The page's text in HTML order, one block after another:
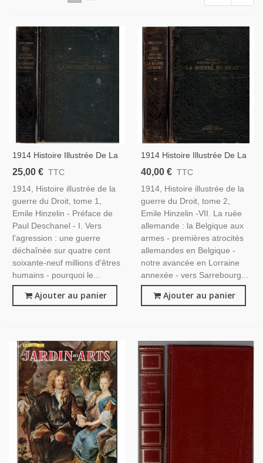
1914 Histoire Illustrée De La
Guerre Du Droit T1, Emile
1914-1918, Relations
Internationales XXe
25,00 € TTC
1914, Histoire illustrée de la
guerre du Droit, tome 1,
Emile Hinzelin - Préface de
Paul Deschanel - I. Vers
l'agression : une guerre
déchaînée sur quatre cent
soixante-neuf millions d'êtres
humains - pourquoi le...
Ajouter au panier
1914 Histoire Illustrée De La
Guerre Du Droit T2, Emile
1914-1918, Bataille De La
Marne, Guerre Mondiale
40,00 € TTC
1914, Histoire illustrée de la
guerre du Droit, tome 2,
Emile Hinzelin -VII. La ruée
allemande : la Belgique aux
armes - premières atrocités
allemandes en Belgique -
notre avancée en Lorraine
annexée - vers Sarrebourg...
Ajouter au panier